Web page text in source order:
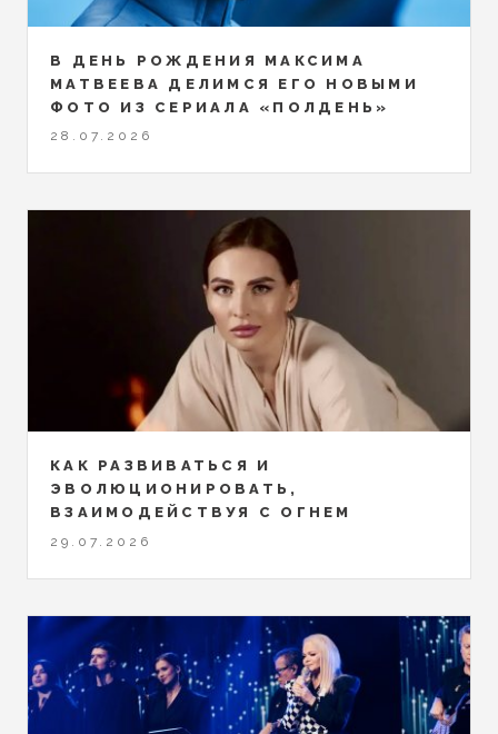
В ДЕНЬ РОЖДЕНИЯ МАКСИМА
МАТВЕЕВА ДЕЛИМСЯ ЕГО НОВЫМИ
ФОТО ИЗ СЕРИАЛА «ПОЛДЕНЬ»
28.07.2026
КАК РАЗВИВАТЬСЯ И
ЭВОЛЮЦИОНИРОВАТЬ,
ВЗАИМОДЕЙСТВУЯ С ОГНЕМ
29.07.2026